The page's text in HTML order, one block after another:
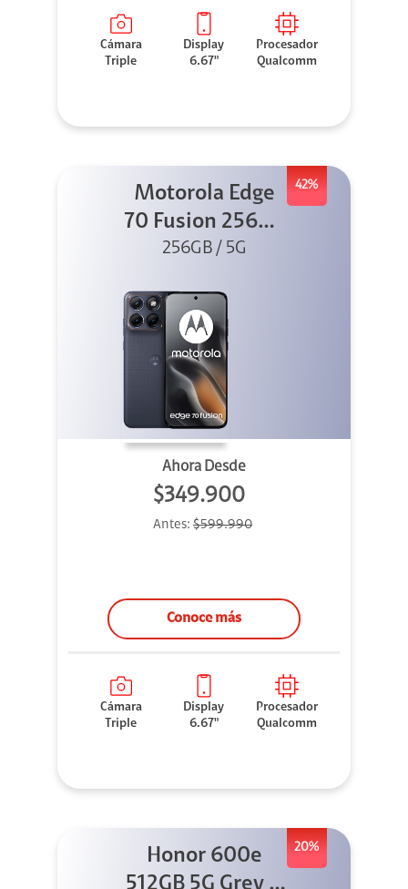
Cámara
Triple
Display
6.67"
Procesador
Qualcomm
42%
Motorola Edge
70 Fusion 256GB
Azul
256GB / 5G
Ahora Desde
$349.900
Antes: $599.990
Conoce más
Cámara
Triple
Display
6.67"
Procesador
Qualcomm
20%
Honor 600e